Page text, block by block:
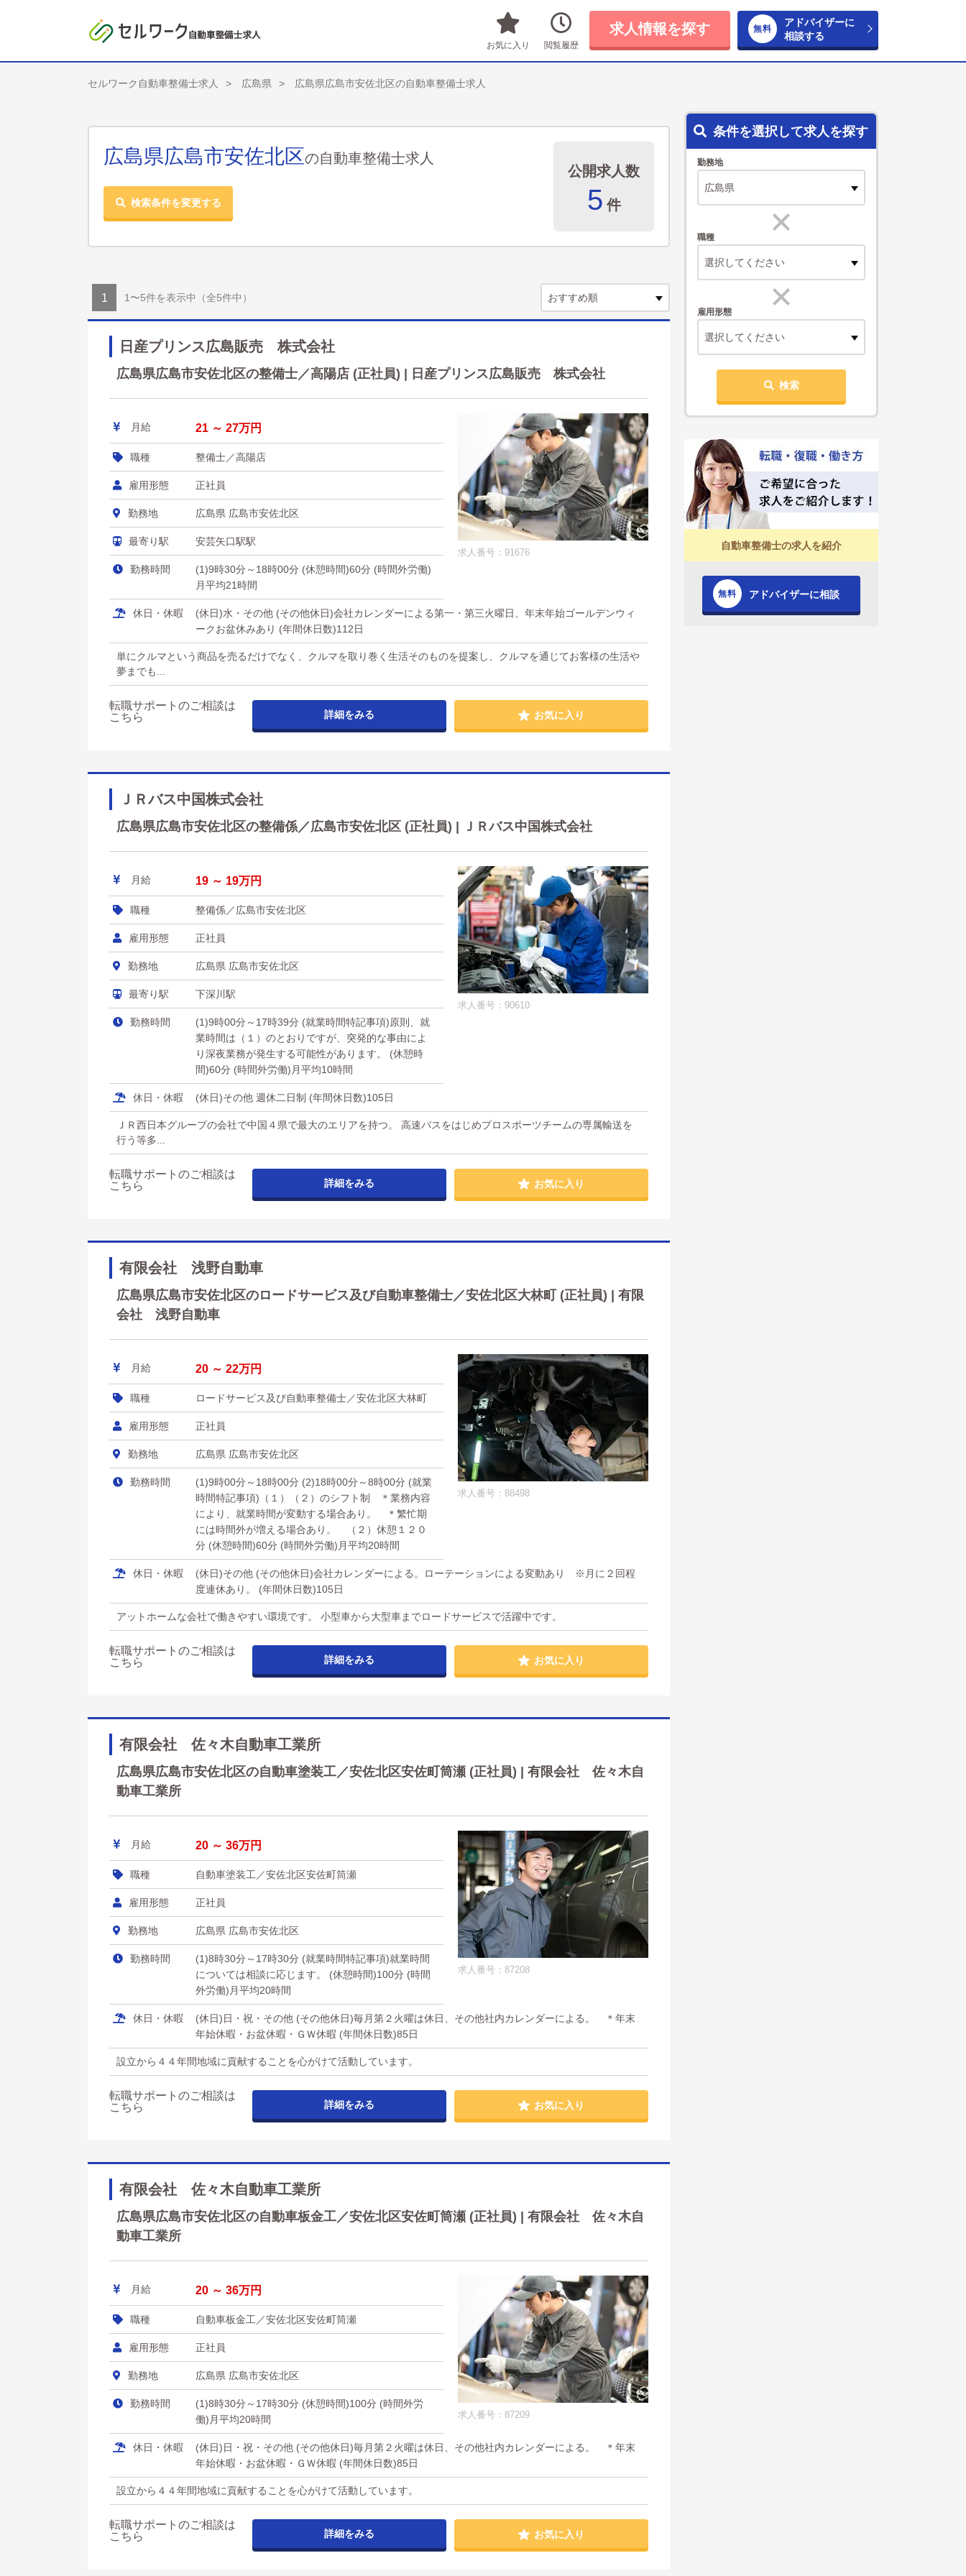
お気に入り 閲覧履歴
求人情報を探す
アドバイザーに
相談する
セルワーク自動車整備士求人 広島県 広島県広島市安佐北区の自動車整備士求人
広島県広島市安佐北区の自動車整備士求人
検索条件を変更する
公開求人数
5 件
1 1〜5件を表示中 （全5件中）
日産プリンス広島販売 株式会社
広島県広島市安佐北区の整備士／高陽店 (正社員) | 日産プリンス広島販売 株式会社
求人番号：91676
月給 21 ～ 27万円
職種 整備士／高陽店
雇用形態 正社員
勤務地 広島県 広島市安佐北区
最寄り駅 安芸矢口駅駅
勤務時間
(1)9時30分～18時00分 (休憩時間)60分 (時間外労働)
月平均21時間
休日・休暇
(休日)水・その他 (その他休日)会社カレンダーによる第一・第三火曜日、年末年始ゴールデンウィ
ークお盆休みあり (年間休日数)112日
単にクルマという商品を売るだけでなく、クルマを取り巻く生活そのものを提案し、クルマを通じてお客様の生活や
夢までも...
転職サポートのご相談は
こちら
詳細をみる お気に入り
ＪＲバス中国株式会社
広島県広島市安佐北区の整備係／広島市安佐北区 (正社員) | ＪＲバス中国株式会社
求人番号：90610
月給 19 ～ 19万円
職種 整備係／広島市安佐北区
雇用形態 正社員
勤務地 広島県 広島市安佐北区
最寄り駅 下深川駅
勤務時間
(1)9時00分～17時39分 (就業時間特記事項)原則、就
業時間は（１）のとおりですが、突発的な事由によ
り深夜業務が発生する可能性があります。 (休憩時
間)60分 (時間外労働)月平均10時間
休日・休暇 (休日)その他 週休二日制 (年間休日数)105日
ＪＲ西日本グループの会社で中国４県で最大のエリアを持つ。 高速バスをはじめプロスポーツチームの専属輸送を
行う等多...
転職サポートのご相談は
こちら
詳細をみる お気に入り
有限会社 浅野自動車
広島県広島市安佐北区のロードサービス及び自動車整備士／安佐北区大林町 (正社員) | 有限
会社 浅野自動車
求人番号：88498
月給 20 ～ 22万円
職種 ロードサービス及び自動車整備士／安佐北区大林町
雇用形態 正社員
勤務地 広島県 広島市安佐北区
勤務時間
(1)9時00分～18時00分 (2)18時00分～8時00分 (就業
時間特記事項)（１）（２）のシフト制 ＊業務内容
により、就業時間が変動する場合あり。 ＊繁忙期
には時間外が増える場合あり。 （２）休憩１２０
分 (休憩時間)60分 (時間外労働)月平均20時間
休日・休暇
(休日)その他 (その他休日)会社カレンダーによる。ローテーションによる変動あり ※月に２回程
度連休あり。 (年間休日数)105日
アットホームな会社で働きやすい環境です。 小型車から大型車までロードサービスで活躍中です。
転職サポートのご相談は
こちら
詳細をみる お気に入り
有限会社 佐々木自動車工業所
広島県広島市安佐北区の自動車塗装工／安佐北区安佐町筒瀬 (正社員) | 有限会社 佐々木自
動車工業所
求人番号：87208
月給 20 ～ 36万円
職種 自動車塗装工／安佐北区安佐町筒瀬
雇用形態 正社員
勤務地 広島県 広島市安佐北区
勤務時間
(1)8時30分～17時30分 (就業時間特記事項)就業時間
については相談に応じます。 (休憩時間)100分 (時間
外労働)月平均20時間
休日・休暇
(休日)日・祝・その他 (その他休日)毎月第２火曜は休日、その他社内カレンダーによる。 ＊年末
年始休暇・お盆休暇・ＧＷ休暇 (年間休日数)85日
設立から４４年間地域に貢献することを心がけて活動しています。
転職サポートのご相談は
こちら
詳細をみる お気に入り
有限会社 佐々木自動車工業所
広島県広島市安佐北区の自動車板金工／安佐北区安佐町筒瀬 (正社員) | 有限会社 佐々木自
動車工業所
求人番号：87209
月給 20 ～ 36万円
職種 自動車板金工／安佐北区安佐町筒瀬
雇用形態 正社員
勤務地 広島県 広島市安佐北区
勤務時間
(1)8時30分～17時30分 (休憩時間)100分 (時間外労
働)月平均20時間
休日・休暇
(休日)日・祝・その他 (その他休日)毎月第２火曜は休日、その他社内カレンダーによる。 ＊年末
年始休暇・お盆休暇・ＧＷ休暇 (年間休日数)85日
設立から４４年間地域に貢献することを心がけて活動しています。
転職サポートのご相談は
こちら
詳細をみる お気に入り
条件を選択して求人を探す
勤務地
職種
選択してください
雇用形態
選択してください
検索
自動車整備士の求人を紹介
アドバイザーに相談